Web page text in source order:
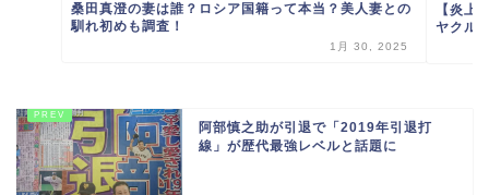
桑田真澄の妻は誰？ロシア国籍って本当？美人妻との
馴れ初めも調査！
1月 30, 2025
【炎上
ヤクル
阿部慎之助が引退で「2019年引退打
線」が歴代最強レベルと話題に